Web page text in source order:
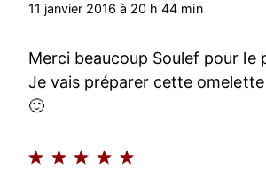
11 janvier 2016 à 20 h 44 min
Merci beaucoup Soulef pour le
Je vais préparer cette
🙂